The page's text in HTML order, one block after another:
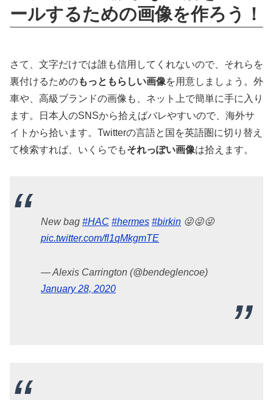
ールするための画像を作ろう！
さて、文字だけでは誰も信用してくれないので、それらを
裏付けるためのもっともらしい画像を用意しましょう。外
車や、高級ブランドの画像も、ネット上で簡単に手に入り
ます。日本人のSNSから拾えばバレやすいので、海外サ
イトから拾います。Twitterの言語と国を英語圏に切り替え
て検索すれば、いくらでもそれっぽい画像は拾えます。
New bag #HAC #hermes #birkin 😜😜😜
pic.twitter.com/fl1qMkgmTE
— Alexis Carrington (@bendeglencoe)
January 28, 2020